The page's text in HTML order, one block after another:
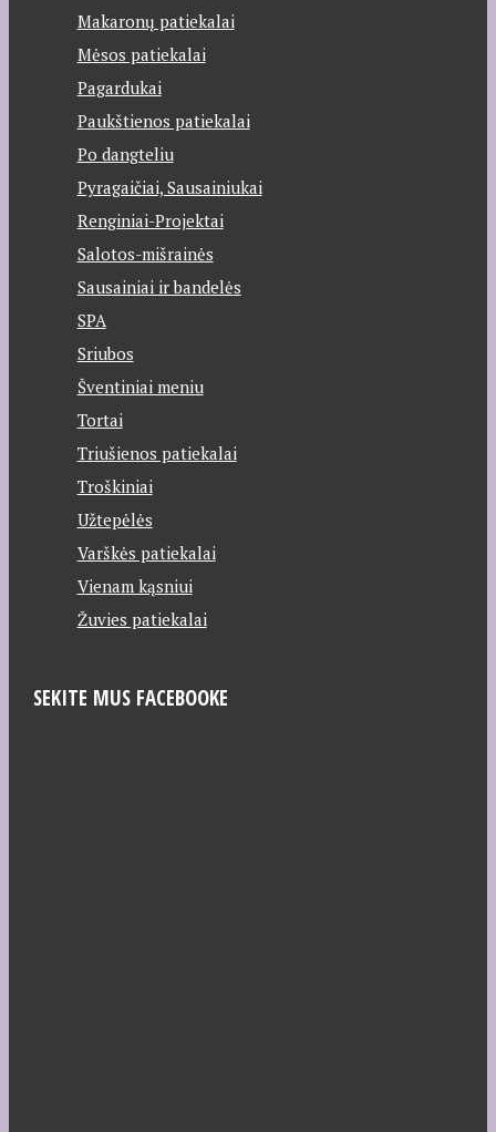
Makaronų patiekalai
Mėsos patiekalai
Pagardukai
Paukštienos patiekalai
Po dangteliu
Pyragaičiai, Sausainiukai
Renginiai-Projektai
Salotos-mišrainės
Sausainiai ir bandelės
SPA
Sriubos
Šventiniai meniu
Tortai
Triušienos patiekalai
Troškiniai
Užtepėlės
Varškės patiekalai
Vienam kąsniui
Žuvies patiekalai
SEKITE MUS FACEBOOKE